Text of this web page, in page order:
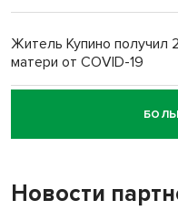
Житель Купино получил
матери от COVID-19
Новосибирский суд
пенсионерки на вокзале
Новости